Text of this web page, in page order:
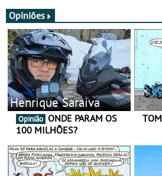
Opiniões
Henrique Saraiva
Opinião
100 MILHÕES?